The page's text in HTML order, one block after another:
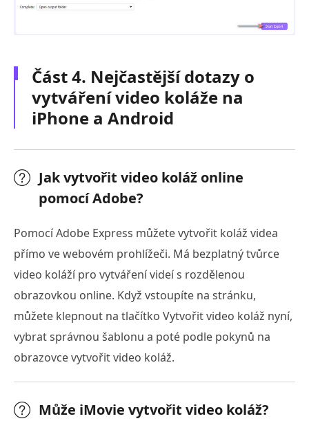
Část 4. Nejčastější dotazy o
vytváření video koláže na
iPhone a Android
Jak vytvořit video koláž online
pomocí Adobe?
Pomocí Adobe Express můžete vytvořit koláž videa
přímo ve webovém prohlížeči. Má bezplatný tvůrce
video koláží pro vytváření videí s rozdělenou
obrazovkou online. Když vstoupíte na stránku,
můžete klepnout na tlačítko Vytvořit video koláž nyní,
vybrat správnou šablonu a poté podle pokynů na
obrazovce vytvořit video koláž.
Může iMovie vytvořit video koláž?